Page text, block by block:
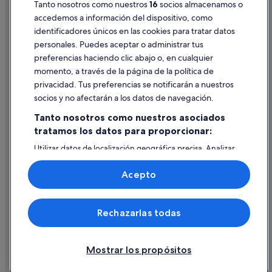
Pautas sobre el contenido y cómo denunciar contenido
Ayuda
Cancelar un vuelo
Cancelar una reserva de hotel o de un alquiler vacacional
Utilizar un cupón de Expedia
Documentos para viajes internacionales
© 2026 Expedia, Inc., una empresa de Expedia Group. Todos los
derechos reservados. Expedia y el logotipo de Expedia son marcas
comerciales o marcas comerciales registradas de Expedia, Inc.
Tanto nosotros como nuestros16 socios almacenamos o
accedemos a información del dispositivo, como
identificadores únicos en las cookies para tratar datos
personales. Puedes aceptar o administrar tus
preferencias haciendo clic abajo o, en cualquier
momento, a través de la página de la política de
privacidad. Tus preferencias se notificarán a nuestros
socios y no afectarán a los datos de navegación.
Tanto nosotros como nuestros asociados
tratamos los datos para proporcionar:
Utilizar datos de localización geográfica precisa. Analizar
activamente las características del dispositivo para su
identificación. Almacenar la información en un dispositivo
y/o acceder a ella. Publicidad y contenido personalizados,
medición de publicidad y contenido, investigación de
audiencia y desarrollo de servicios.
Lista de asociados (proveedores)
Mostrar los propósitos
Rechazarlas todas
Acepto